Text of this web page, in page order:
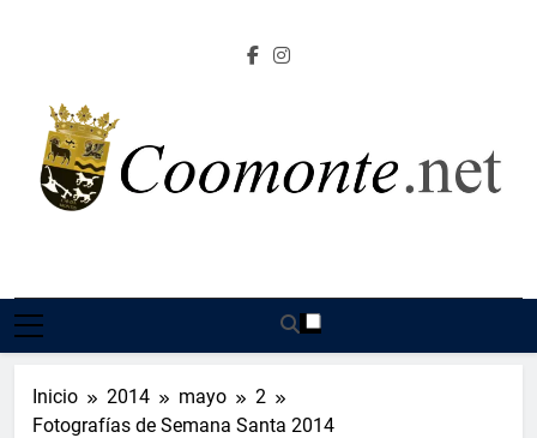
Coomonte.net |
Coomonte
Inicio 2014 mayo
2
Fotografías de Semana Santa 2014